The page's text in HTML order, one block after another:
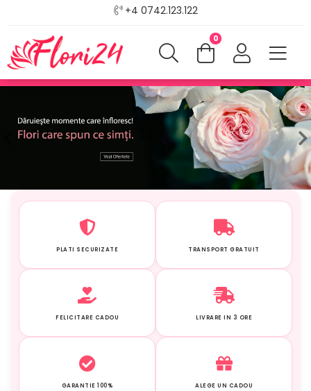
+4 0742.123.122
0
PLATI SECURIZATE TRANSPORT GRATUIT
FELICITARE CADOU LIVRARE IN 3 ORE
GARANTIE 100% ALEGE UN CADOU